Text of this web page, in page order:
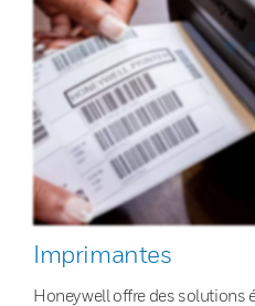
Imprimantes
Honeywell offre des solutions